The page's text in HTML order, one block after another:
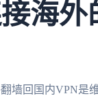
海外
墙回国内VPN是